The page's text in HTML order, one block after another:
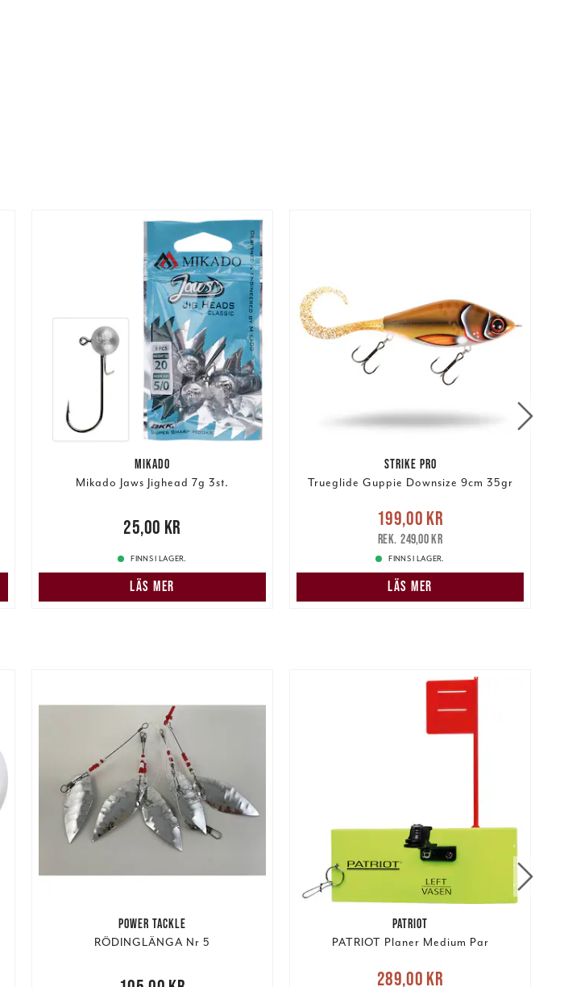
MIKADO
Mikado Jaws Jighead 7g 3st.
25,00 kr25,00 kr
FINNS I LAGER.
LÄS MER
STRIKE PRO
Trueglide Guppie Downsize 9cm 35gr
Nuvarande pris
Tidigare pris
199,00 kr
249,00 kr
FINNS I LAGER.
LÄS MER
POWER TACKLE
RÖDINGLÄNGA Nr 5
PATRIOT
PATRIOT Planer Medium Par
Nuvarande pris
289,00 kr